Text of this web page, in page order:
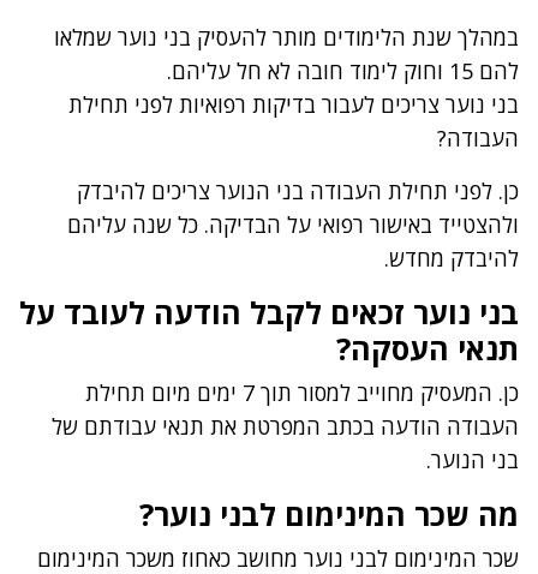
במהלך שנת הלימודים מותר להעסיק בני נוער שמלאו
להם 15 וחוק לימוד חובה לא חל עליהם.
בני נוער צריכים לעבור בדיקות רפואיות לפני תחילת
העבודה?
כן. לפני תחילת העבודה בני הנוער צריכים להיבדק
ולהצטייד באישור רפואי על הבדיקה. כל שנה עליהם
להיבדק מחדש.
בני נוער זכאים לקבל הודעה לעובד על
תנאי העסקה?
כן. המעסיק מחוייב למסור תוך 7 ימים מיום תחילת
העבודה הודעה בכתב המפרטת את תנאי עבודתם של
בני הנוער.
מה שכר המינימום לבני נוער?
שכר המינימום לבני נוער מחושב כאחוז משכר המינימום